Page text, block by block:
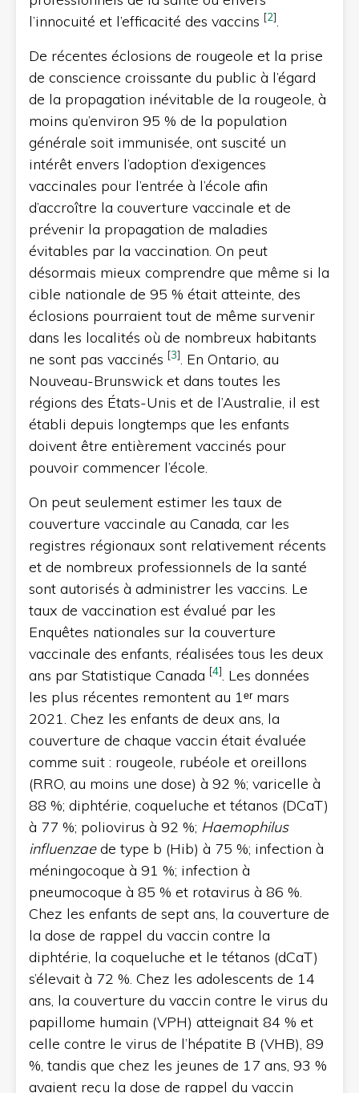
l’innocuité et l’efficacité des vaccins [2].
De récentes éclosions de rougeole et la prise
de conscience croissante du public à l’égard
de la propagation inévitable de la rougeole, à
moins qu’environ 95 % de la population
générale soit immunisée, ont suscité un
intérêt envers l’adoption d’exigences
vaccinales pour l’entrée à l’école afin
d’accroître la couverture vaccinale et de
prévenir la propagation de maladies
évitables par la vaccination. On peut
désormais mieux comprendre que même si la
cible nationale de 95 % était atteinte, des
éclosions pourraient tout de même survenir
dans les localités où de nombreux habitants
ne sont pas vaccinés [3]. En Ontario, au
Nouveau-Brunswick et dans toutes les
régions des États-Unis et de l’Australie, il est
établi depuis longtemps que les enfants
doivent être entièrement vaccinés pour
pouvoir commencer l’école.
On peut seulement estimer les taux de
couverture vaccinale au Canada, car les
registres régionaux sont relativement récents
et de nombreux professionnels de la santé
sont autorisés à administrer les vaccins. Le
taux de vaccination est évalué par les
Enquêtes nationales sur la couverture
vaccinale des enfants, réalisées tous les deux
ans par Statistique Canada [4]. Les données
les plus récentes remontent au 1ᵉʳ mars
2021. Chez les enfants de deux ans, la
couverture de chaque vaccin était évaluée
comme suit : rougeole, rubéole et oreillons
(RRO, au moins une dose) à 92 %; varicelle à
88 %; diphtérie, coqueluche et tétanos (DCaT)
à 77 %; poliovirus à 92 %; Haemophilus
influenzaede type b (Hib) à 75 %; infection à
méningocoque à 91 %; infection à
pneumocoque à 85 % et rotavirus à 86 %.
Chez les enfants de sept ans, la couverture de
la dose de rappel du vaccin contre la
diphtérie, la coqueluche et le tétanos (dCaT)
s’élevait à 72 %. Chez les adolescents de 14
ans, la couverture du vaccin contre le virus du
papillome humain (VPH) atteignait 84 % et
celle contre le virus de l’hépatite B (VHB), 89
%, tandis que chez les jeunes de 17 ans, 93 %
avaient reçu la dose de rappel du vaccin